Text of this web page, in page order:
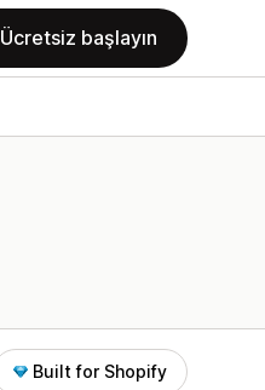
Ücretsiz başlayın
Built for Shopify